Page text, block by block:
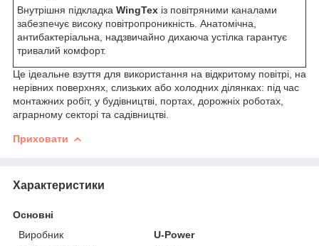
Внутрішня підкладка WingTex із повітряними каналами
забезпечує високу повітропроникність. Анатомічна,
антибактеріальна, надзвичайно дихаюча устілка гарантує
тривалий комфорт.
Це ідеальне взуття для використання на відкритому повітрі, на
нерівних поверхнях, слизьких або холодних ділянках: під час
монтажних робіт, у будівництві, портах, дорожніх роботах,
аграрному секторі та садівництві.
Приховати
Характеристики
Основні
Виробник
U-Power